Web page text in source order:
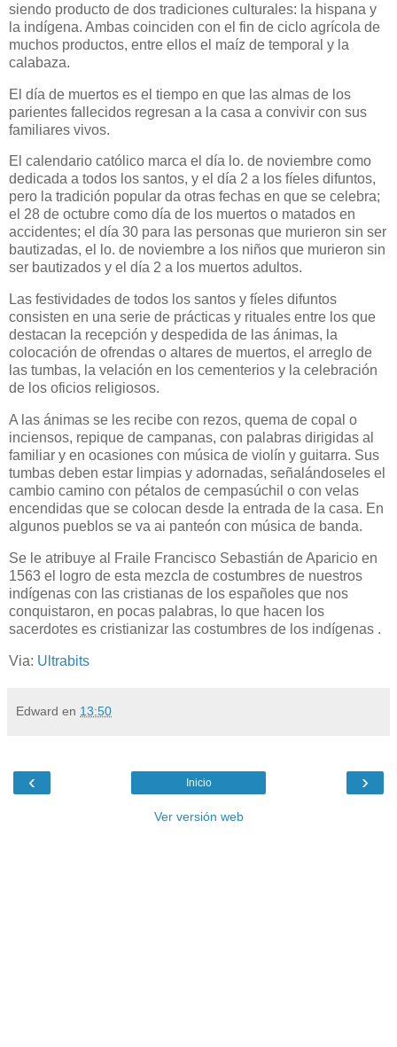
siendo producto de dos tradiciones culturales: la hispana y
la indígena. Ambas coinciden con el fin de ciclo agrícola de
muchos productos, entre ellos el maíz de temporal y la
calabaza.
El día de muertos es el tiempo en que las almas de los
parientes fallecidos regresan a la casa a convivir con sus
familiares vivos.
El calendario católico marca el día lo. de noviembre como
dedicada a todos los santos, y el día 2 a los fíeles difuntos,
pero la tradición popular da otras fechas en que se celebra;
el 28 de octubre como día de los muertos o matados en
accidentes; el día 30 para las personas que murieron sin ser
bautizadas, el lo. de noviembre a los niños que murieron sin
ser bautizados y el día 2 a los muertos adultos.
Las festividades de todos los santos y fíeles difuntos
consisten en una serie de prácticas y rituales entre los que
destacan la recepción y despedida de las ánimas, la
colocación de ofrendas o altares de muertos, el arreglo de
las tumbas, la velación en los cementerios y la celebración
de los oficios religiosos.
A las ánimas se les recibe con rezos, quema de copal o
inciensos, repique de campanas, con palabras dirigidas al
familiar y en ocasiones con música de violín y guitarra. Sus
tumbas deben estar limpias y adornadas, señalándoseles el
cambio camino con pétalos de cempasúchil o con velas
encendidas que se colocan desde la entrada de la casa. En
algunos pueblos se va ai panteón con música de banda.
Se le atribuye al Fraile Francisco Sebastián de Aparicio en
1563 el logro de esta mezcla de costumbres de nuestros
indígenas con las cristianas de los españoles que nos
conquistaron, en pocas palabras, lo que hacen los
sacerdotes es cristianizar las costumbres de los indígenas .
Via: Ultrabits
Edward en 13:50
‹ ›
Inicio
Ver versión web